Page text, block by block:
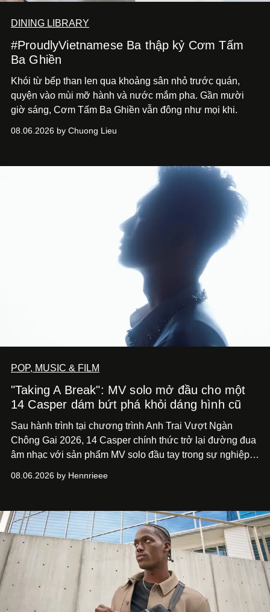
DINING LIBRARY
#ProudlyVietnamese Ba thập kỷ Cơm Tấm
Ba Ghiền
Khói từ bếp than len qua khoảng sân nhỏ trước quán,
quyện vào mùi mỡ hành và nước mắm pha. Gần mười
giờ sáng, Cơm Tấm Ba Ghiền vẫn đông như mọi khi.
08.06.2026 by Chuong Lieu
POP, MUSIC & FILM
"Taking A Break": MV solo mở đầu cho một
14 Casper dám bứt phá khỏi dáng hình cũ
Sau hành trình tại chương trình Anh Trai Vượt Ngàn
Chông Gai 2026, 14 Casper chính thức trở lại đường đua
âm nhạc với sản phẩm MV solo đầu tay trong sự nghiệp -
bước chuyển mình của 14 Casper sau chương trình, mà
của nam nghệ sĩ khi lần đầu tiên anh trình làng một MV
solo được đầu tư toàn diện từ sáng tác, sản xuất, trình
diễn đến hình ảnh.
08.06.2026 by Hennrieee